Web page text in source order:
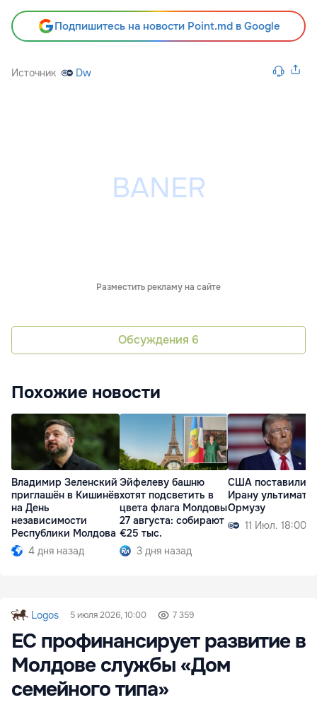
Подпишитесь на новости Point.md в Google
Источник Dw
Разместить рекламу на сайте
Обсуждения 6
Похожие новости
Владимир Зеленский
приглашён в Кишинёв
на День
независимости
Республики Молдова
4 дня назад
Эйфелеву башню
хотят подсветить в
цвета флага Молдовы
27 августа: собирают
€25 тыс.
3 дня назад
США поставили
Ирану
Ормузу
11 Июл. 18:00
Logos 5 июля 2026, 10:00 7 359
ЕС профинансирует развитие в
Молдове службы «Дом
семейного типа»